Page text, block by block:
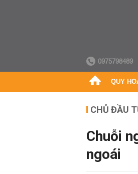
0975798489
QUY
CHỦ ĐẦU
Chuỗi
ngoái